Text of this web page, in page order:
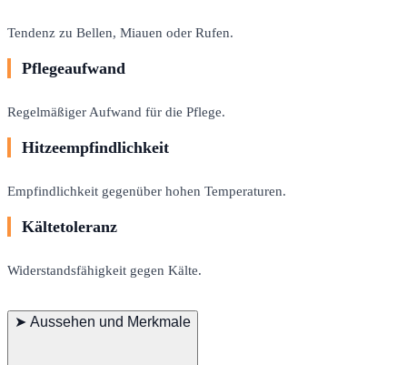
Tendenz zu Bellen, Miauen oder Rufen.
Pflegeaufwand
Regelmäßiger Aufwand für die Pflege.
Hitzeempfindlichkeit
Empfindlichkeit gegenüber hohen Temperaturen.
Kältetoleranz
Widerstandsfähigkeit gegen Kälte.
➤ Aussehen und Merkmale